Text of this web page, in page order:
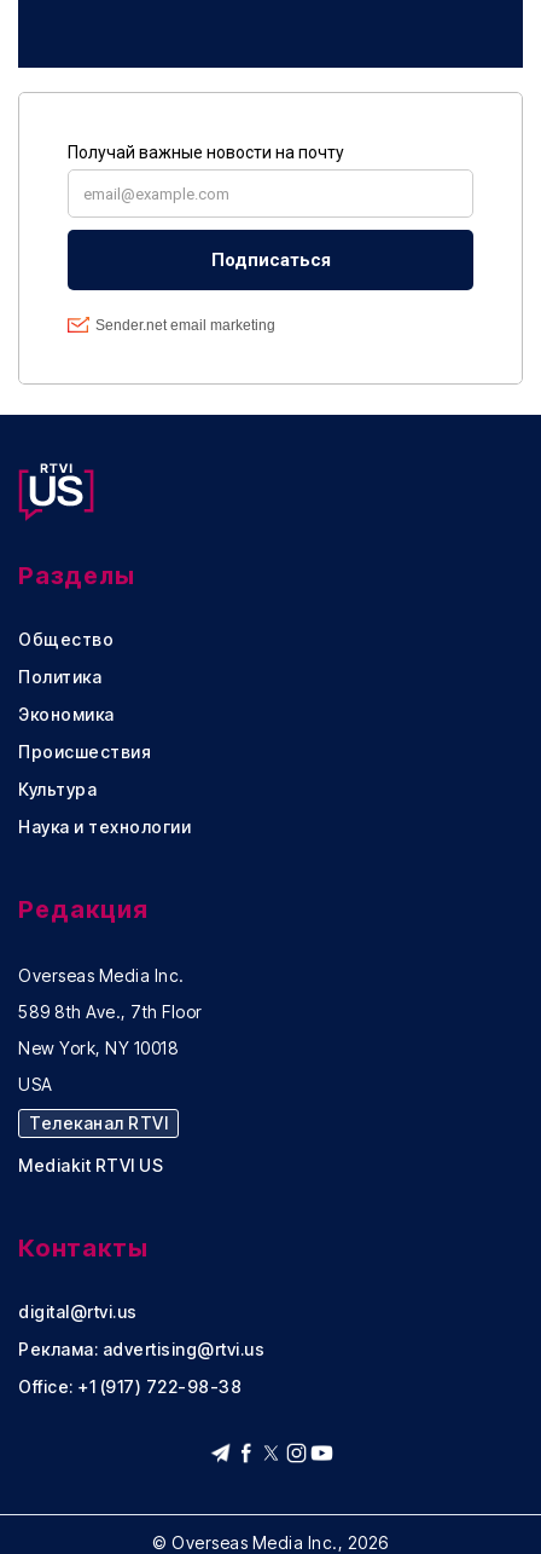
Разделы
Общество
Политика
Экономика
Происшествия
Культура
Наука и технологии
Редакция
Overseas Media Inc.
589 8th Ave., 7th Floor
New York, NY 10018
USA
Телеканал RTVI
Mediakit RTVI US
Контакты
digital@rtvi.us
Реклама: advertising@rtvi.us
Office: +1 (917) 722-98-38
© Overseas Media Inc., 2026